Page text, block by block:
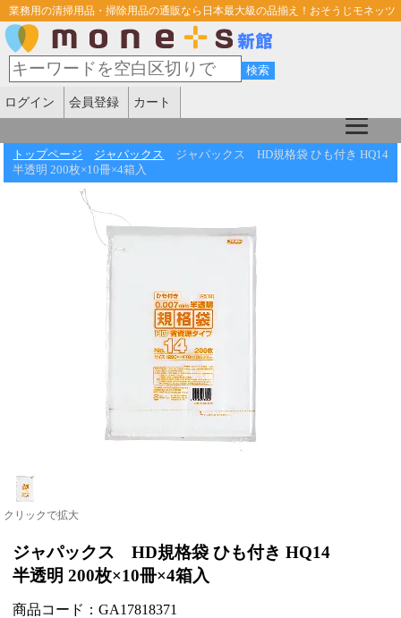
業務用の清掃用品・掃除用品の通販なら日本最大級の品揃え！おそうじモネッツ
ログイン 会員登録 カート
トップページ ジャパックス
ジャパックス HD規格袋 ひも付き HQ14
半透明 200枚×10冊×4箱入
クリックで拡大
ジャパックス HD規格袋 ひも付き HQ14
半透明 200枚×10冊×4箱入
商品コード：GA17818371